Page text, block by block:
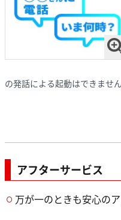
の発話による起動はできません
アフターサービス
万が一のときも安心の